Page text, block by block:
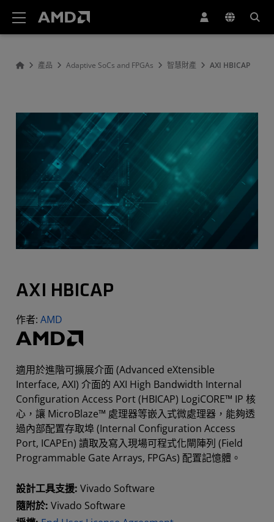
產品 Adaptive SoCs and FPGAs 智慧財產 AXI HBICAP
AXI HBICAP
作者: AMD
適用於進階可擴展介面 (Advanced eXtensible
Interface, AXI) 介面的 AXI High Bandwidth Internal
Configuration Access Port (HBICAP) LogiCORE™ IP 核
心，讓 MicroBlaze™ 處理器等嵌入式微處理器，能夠透
過內部配置存取埠 (Internal Configuration Access
Port, ICAPEn) 讀取及寫入現場可程式化閘陣列 (Field
Programmable Gate Arrays, FPGAs) 配置記憶體。
設計工具支援: Vivado Software
隨附於: Vivado Software